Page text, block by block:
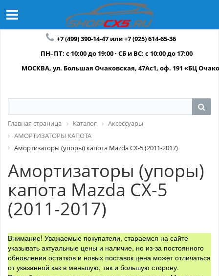
+7 (499) 390-14-47 или +7 (925) 614-65-36
ПН–ПТ: с 10:00 до 19:00 · СБ и ВС: с 10:00 до 17:00
МОСКВА, ул. Большая Очаковская, 47Ас1, оф. 191 «БЦ
Главная страница Каталог
Аксессуары
АМОРТИЗАТОРЫ КАПОТА
Амортизаторы (упоры) капота Mazda CX-5 (2011-2017)
Амортизаторы (упоры)
капота Mazda CX-5
(2011-2017)
Внимание! Уважаемые покупатели, стараемся на сайте
указывать актуальные цены и наличие, но из-за постоянного
обновления остатков и новых поставок цена может отличаться
от указанной как в меньшую, так и большую сторону.